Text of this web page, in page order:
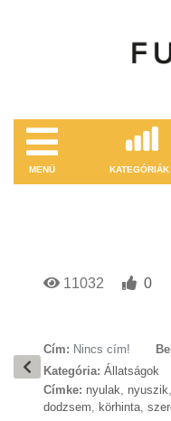
MENÜ KATEGÓRIÁK
11032
0
Cím: Nincs cím!
Kategória: Állatságok
Címke: nyulak, nyuszik,
dodzsem, körhinta,